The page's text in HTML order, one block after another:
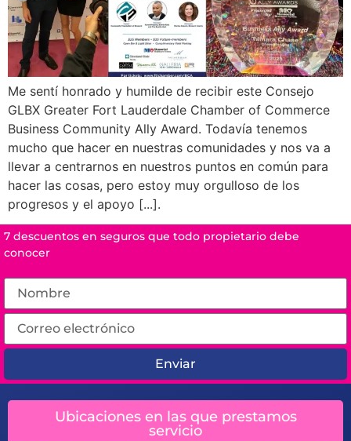
Me sentí honrado y humilde de recibir este Consejo
GLBX Greater Fort Lauderdale Chamber of Commerce
Business Community Ally Award. Todavía tenemos
mucho que hacer en nuestras comunidades y nos va a
llevar a centrarnos en nuestros puntos en común para
hacer las cosas, pero estoy muy orgulloso de los
progresos y el apoyo [...].
7 descuentos en seguros que todo propietario debe
conocer
Enviar
Ubicaciones en las que prestamos
servicio